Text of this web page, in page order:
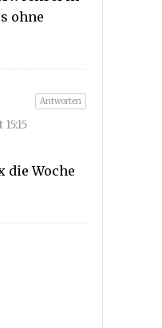
ohne
die Woche
Antworten